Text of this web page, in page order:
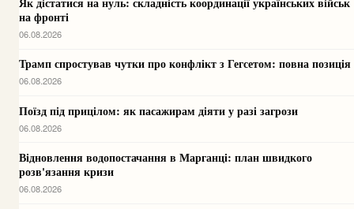
на фронті
06.08.2026
Трамп спростував чутки про конфлікт з Гегсетом: повна позиція
06.08.2026
Поїзд під прицілом: як пасажирам діяти у разі загрози
06.08.2026
Відновлення водопостачання в Марганці: план швидкого
розв'язання кризи
06.08.2026